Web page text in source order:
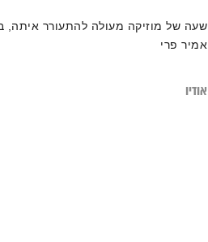
שעה של מוזיקה מעולה להתעורר איתה,
אמיר פרי
אודיו